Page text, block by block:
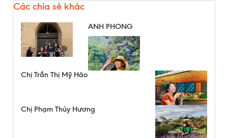
Các chia sẻ khác
ANH PHONG
Chị Trần Thị Mỹ Hảo
Chị Phạm Thúy Hương